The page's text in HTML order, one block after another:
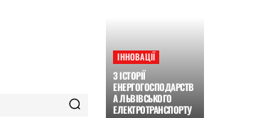
ІННОВАЦІЇ
З ІСТОРІЇ
ЕНЕРГОГОСПОДАРСТВ
А ЛЬВІВСЬКОГО
ЕЛЕКТРОТРАНСПОРТУ